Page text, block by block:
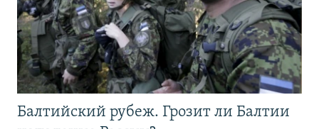
Балтийский рубеж. Грозит ли Балтии